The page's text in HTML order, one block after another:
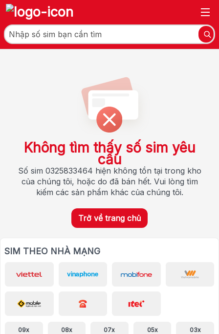
Không tìm thấy số sim yêu
cầu
Số sim 0325833464 hiện không tồn tại trong kho
của chúng tôi, hoặc do đã bán hết. Vui lòng tìm
kiếm các sản phẩm khác của chúng tôi.
Trở về trang chủ
SIM THEO NHÀ MẠNG
09x 08x 07x 05x 03x